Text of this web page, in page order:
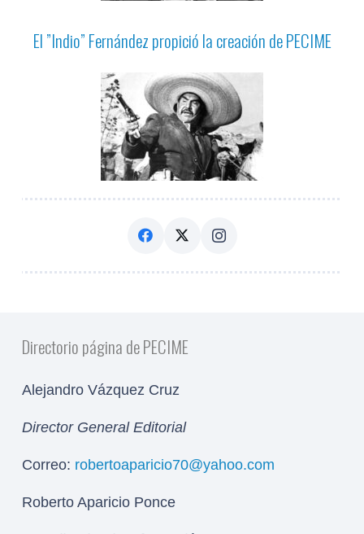
El ”Indio” Fernández propició la creación de PECIME
Directorio página de PECIME
Alejandro Vázquez Cruz
Director General Editorial
Correo: robertoaparicio70@yahoo.com
Roberto Aparicio Ponce